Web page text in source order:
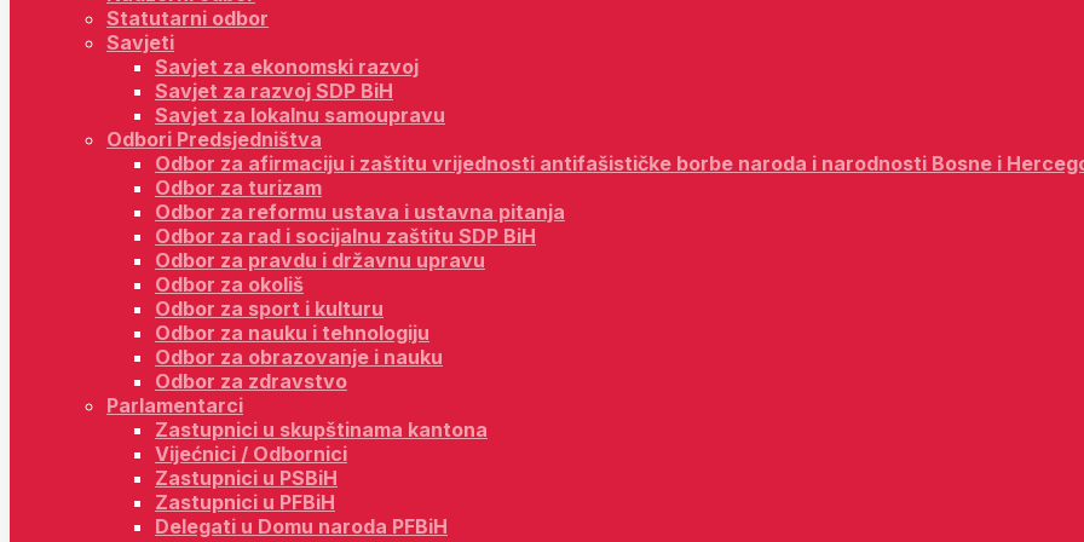
Statutarni odbor
Savjeti
Savjet za ekonomski razvoj
Savjet za razvoj SDP BiH
Savjet za lokalnu samoupravu
Odbori Predsjedništva
Odbor za afirmaciju i zaštitu vrijednosti antifašističke borbe naroda i narodnosti Bosne i
Odbor za turizam
Odbor za reformu ustava i ustavna pitanja
Odbor za rad i socijalnu zaštitu SDP BiH
Odbor za pravdu i državnu upravu
Odbor za okoliš
Odbor za sport i kulturu
Odbor za nauku i tehnologiju
Odbor za obrazovanje i nauku
Odbor za zdravstvo
Parlamentarci
Zastupnici u skupštinama kantona
Vijećnici / Odbornici
Zastupnici u PSBiH
Zastupnici u PFBiH
Delegati u Domu naroda PFBiH